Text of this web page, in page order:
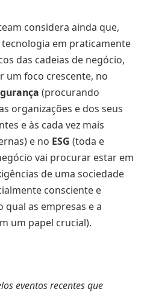
considera ainda que,
em praticamente
das cadeias de negócio,
um foco crescente, no
(procurando
organizações e dos seus
e às cada vez mais
e no ESG (toda e
vai procurar estar em
de uma sociedade
consciente e
qual as empresas e a
um papel crucial).
oseventos recentes que